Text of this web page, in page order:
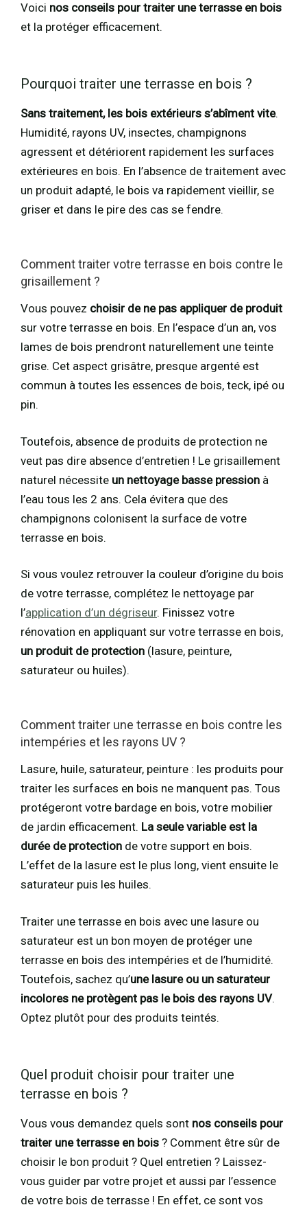
Voici nos conseils pour traiter une terrasse en bois
et la protéger efficacement.
Pourquoi traiter une terrasse en bois ?
Sans traitement, les bois extérieurs s’abîment vite.
Humidité, rayons UV, insectes, champignons
agressent et détériorent rapidement les surfaces
extérieures en bois. En l’absence de traitement avec
un produit adapté, le bois va rapidement vieillir, se
griser et dans le pire des cas se fendre.
Comment traiter votre terrasse en bois contre le
grisaillement ?
Vous pouvez choisir de ne pas appliquer de produit
sur votre terrasse en bois. En l’espace d’un an, vos
lames de bois prendront naturellement une teinte
grise. Cet aspect grisâtre, presque argenté est
commun à toutes les essences de bois, teck, ipé ou
pin.
Toutefois, absence de produits de protection ne
veut pas dire absence d’entretien ! Le grisaillement
naturel nécessite un nettoyage basse pression à
l’eau tous les 2 ans. Cela évitera que des
champignons colonisent la surface de votre
terrasse en bois.
Si vous voulez retrouver la couleur d’origine du bois
de votre terrasse, complétez le nettoyage par
l’application d’un dégriseur. Finissez votre
rénovation en appliquant sur votre terrasse en bois,
un produit de protection (lasure, peinture,
saturateur ou huiles).
Comment traiter une terrasse en bois contre les
intempéries et les rayons UV ?
Lasure, huile, saturateur, peinture : les produits pour
traiter les surfaces en bois ne manquent pas. Tous
protégeront votre bardage en bois, votre mobilier
de jardin efficacement. La seule variable est la
durée de protection de votre support en bois.
L’effet de la lasure est le plus long, vient ensuite le
saturateur puis les huiles.
Traiter une terrasse en bois avec une lasure ou
saturateur est un bon moyen de protéger une
terrasse en bois des intempéries et de l’humidité.
Toutefois, sachez qu’une lasure ou un saturateur
incolores ne protègent pas le bois des rayons UV.
Optez plutôt pour des produits teintés.
Quel produit choisir pour traiter une
terrasse en bois ?
Vous vous demandez quels sont nos conseils pour
traiter une terrasse en bois ? Comment être sûr de
choisir le bon produit ? Quel entretien ? Laissez-
vous guider par votre projet et aussi par l’essence
de votre bois de terrasse ! En effet, ce sont vos